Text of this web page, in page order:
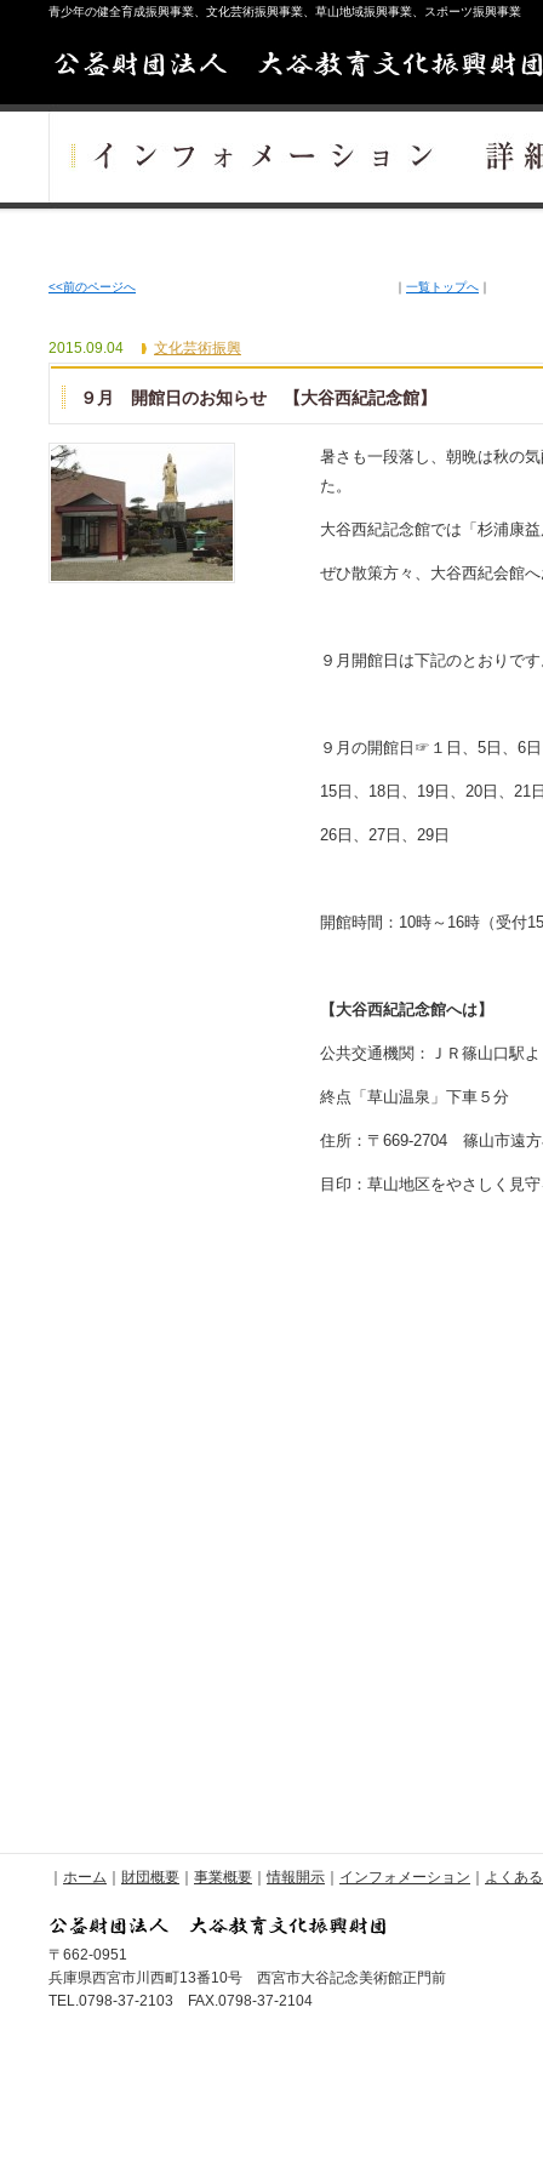
青少年の健全育成振興事業、文化芸術振興事業、草山地域振興事業、スポーツ振興事業
<<前のページへ ｜ 一覧トップへ ｜
2015.09.04 文化芸術振興
９月 開館日のお知らせ 【大谷西紀記念館】
暑さも一段落し、朝晩は秋の
た。
大谷西紀記念館では「杉浦康
ぜひ散策方々、大谷西紀会館
９月開館日は下記のとおりで
９月の開館日☞１日、5日、6
15日、18日、19日、20日、21
26日、27日、29日
開館時間：10時～16時（受付
【大谷西紀記念館へは】
公共交通機関：ＪＲ篠山口駅
終点「草山温泉」下車５分
住所：〒669-2704 篠山市遠方
目印：草山地区をやさしく見
ホーム 財団概要 事業概要 ｜情報開示 インフォメーション よくあ
〒662-0951
兵庫県西宮市川西町13番10号 西宮市大谷記念美術館正門前
TEL.0798-37-2103 FAX.0798-37-2104